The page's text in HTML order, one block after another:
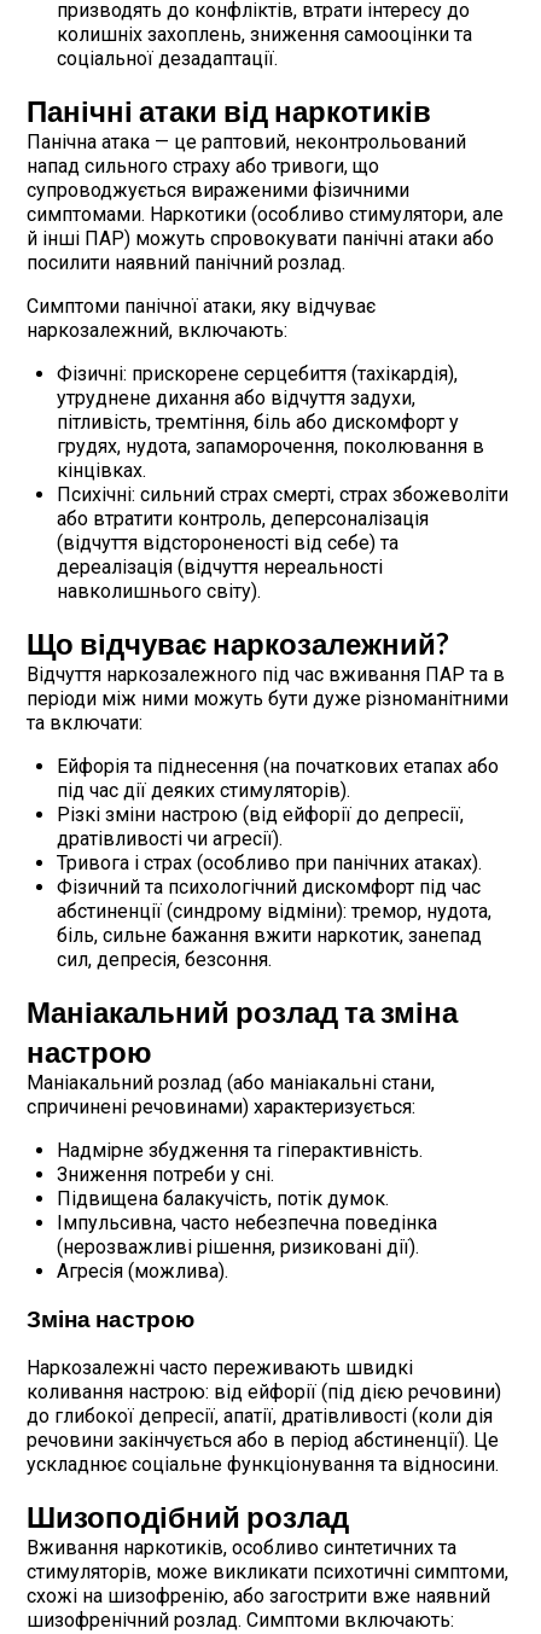
призводять до конфліктів, втрати інтересу до
колишніх захоплень, зниження самооцінки та
соціальної дезадаптації.
Панічні атаки від наркотиків
Панічна атака — це раптовий, неконтрольований
напад сильного страху або тривоги, що
супроводжується вираженими фізичними
симптомами. Наркотики (особливо стимулятори, але
й інші ПАР) можуть спровокувати панічні атаки або
посилити наявний панічний розлад.
Симптоми панічної атаки, яку відчуває
наркозалежний, включають:
Фізичні: прискорене серцебиття (тахікардія),
утруднене дихання або відчуття задухи,
пітливість, тремтіння, біль або дискомфорт у
грудях, нудота, запаморочення, поколювання в
кінцівках.
Психічні: сильний страх смерті, страх збожеволіти
або втратити контроль, деперсоналізація
(відчуття відстороненості від себе) та
дереалізація (відчуття нереальності
навколишнього світу).
Що відчуває наркозалежний?
Відчуття наркозалежного під час вживання ПАР та в
періоди між ними можуть бути дуже різноманітними
та включати:
Ейфорія та піднесення (на початкових етапах або
під час дії деяких стимуляторів).
Різкі зміни настрою (від ейфорії до депресії,
дратівливості чи агресії).
Тривога і страх (особливо при панічних атаках).
Фізичний та психологічний дискомфорт під час
абстиненції (синдрому відміни): тремор, нудота,
біль, сильне бажання вжити наркотик, занепад
сил, депресія, безсоння.
Маніакальний розлад та зміна
настрою
Маніакальний розлад (або маніакальні стани,
спричинені речовинами) характеризується:
Надмірне збудження та гіперактивність.
Зниження потреби у сні.
Підвищена балакучість, потік думок.
Імпульсивна, часто небезпечна поведінка
(нерозважливі рішення, ризиковані дії).
Агресія (можлива).
Зміна настрою
Наркозалежні часто переживають швидкі
коливання настрою: від ейфорії (під дією речовини)
до глибокої депресії, апатії, дратівливості (коли дія
речовини закінчується або в період абстиненції). Це
ускладнює соціальне функціонування та відносини.
Шизоподібний розлад
Вживання наркотиків, особливо синтетичних та
стимуляторів, може викликати психотичні симптоми,
схожі на шизофренію, або загострити вже наявний
шизофренічний розлад. Симптоми включають: